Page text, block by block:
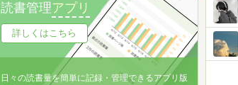
読書管理アプリ
詳しくはこちら
日々の読書量を簡単に記録・管理できるアプリ版